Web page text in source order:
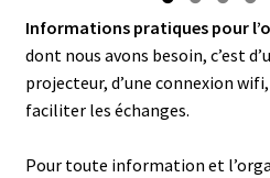
Informations pratiques pour
dont nous avons besoin, c’est
projecteur, d’une connexion
faciliter les échanges.
Pour toute information et